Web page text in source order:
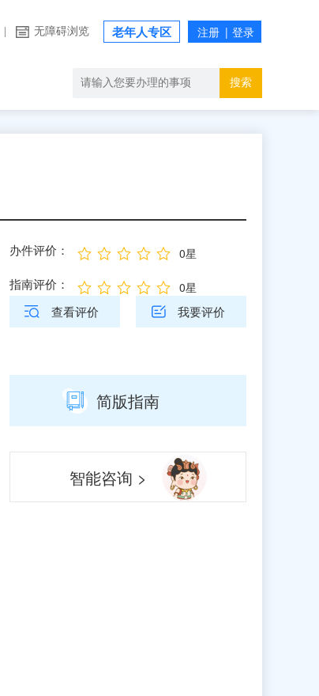
无障碍浏览 老年人专区
搜索
办件评价： 0星
指南评价： 0星
查看评价 我要评价
简版指南
智能咨询 >